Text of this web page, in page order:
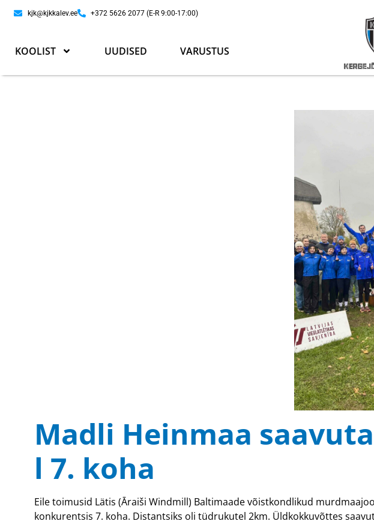
kjk@kjkkalev.ee +372 5626 2077 (E-R 9:00-17:00)
KOOLIST UUDISED VARUSTUS
Madli Heinmaa
l 7. koha
Eile toimusid Lätis (Āraiši Windmill) Baltimaade võistkondlikud
konkurentsis 7. koha. Distantsiks oli tüdrukutel 2km. Üldkokkuvõttes